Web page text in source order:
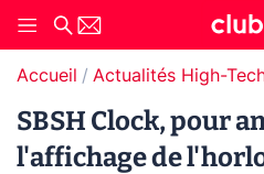
Accueil Actualités High-
SBSH Clock, pour
l'affichage de